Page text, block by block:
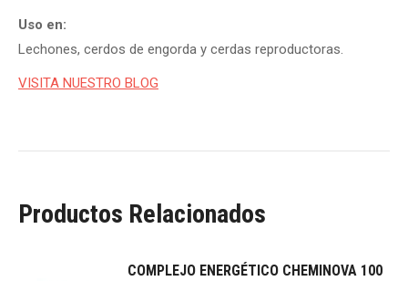
Uso en:
Lechones, cerdos de engorda y cerdas reproductoras.
VISITA NUESTRO BLOG
Productos Relacionados
COMPLEJO ENERGÉTICO CHEMINOVA 100